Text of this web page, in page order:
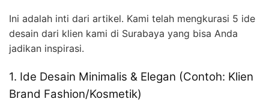
Ini adalah inti dari artikel. Kami telah mengkurasi 5 ide
desain dari klien kami di Surabaya yang bisa Anda
jadikan inspirasi.
1. Ide Desain Minimalis & Elegan (Contoh: Klien
Brand Fashion/Kosmetik)